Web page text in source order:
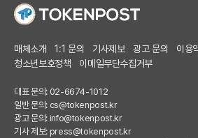
매체소개 1:1 문의 기사제보 광고 문의 이용
청소년보호정책
이메일무단수집거부
대표 문의: 02-6674-1012
일반 문의: cs@tokenpost.kr
광고 문의: info@tokenpost.kr
기사 제보: press@tokenpost.kr